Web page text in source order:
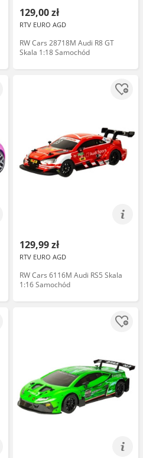
129,00 zł
RTV EURO AGD
RW Cars 28718M Audi R8 GT
Skala 1:18 Samochód
129,99 zł
RTV EURO AGD
RW Cars 6116M Audi RS5 Skala
1:16 Samochód